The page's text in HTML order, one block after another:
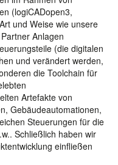
(logiCADopen3,
und Weise wie unsere
Anlagen
(die digitalen
und verändert werden,
die Toolchain für
Artefakte von
Gebäudeautomationen,
Steuerungen für die
Schließlich haben wir
einfließen